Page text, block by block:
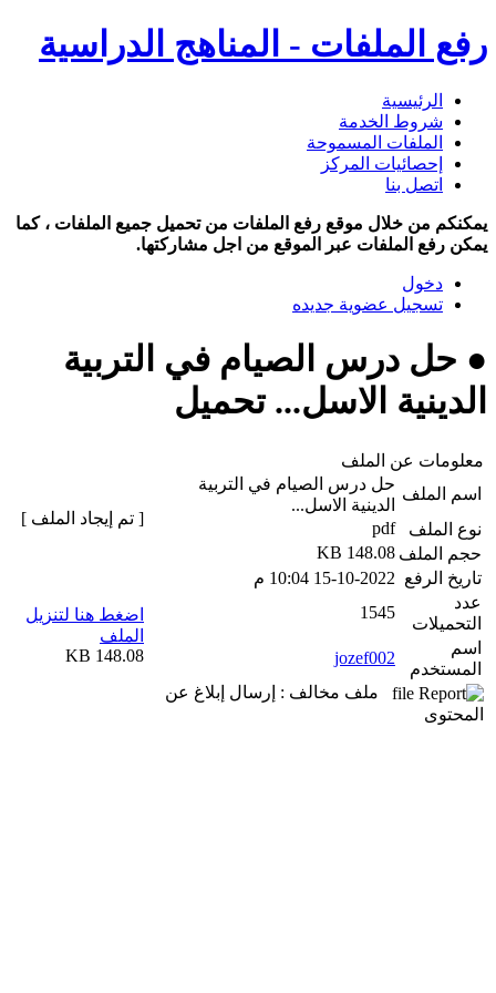
رفع الملفات - المناهج الدراسية
الرئيسية
شروط الخدمة
الملفات المسموحة
إحصائيات المركز
اتصل بنا
يمكنكم من خلال موقع رفع الملفات من تحميل جميع الملفات ، كما
يمكن رفع الملفات عبر الموقع من اجل مشاركتها.
دخول
تسجيل عضوية جديده
● حل درس الصيام في التربية
الدينية الاسل... تحميل
معلومات عن الملف
اسم الملف
حل درس الصيام في التربية
الدينية الاسل...
نوع الملف
pdf
حجم الملف 148.08 KB
تاريخ الرفع 15-10-2022 10:04 م
عدد
التحميلات
1545
اسم
المستخدم
jozef002
ملف مخالف : إرسال إبلاغ عن
المحتوى
[ تم إيجاد الملف ]
اضغط هنا لتنزيل
الملف
148.08 KB